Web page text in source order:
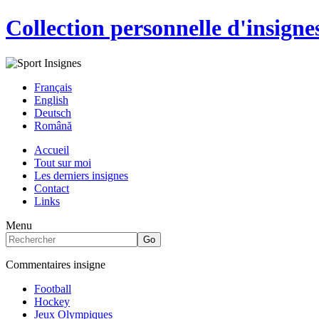
Collection personnelle
Français
English
Deutsch
Română
Accueil
Tout sur moi
Les derniers insignes
Contact
Links
Menu
Commentaires insigne
Football
Hockey
Jeux Olympiques